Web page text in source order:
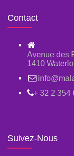
Contact
Avenue des
1410
+ 32 2 354
Suivez-Nous